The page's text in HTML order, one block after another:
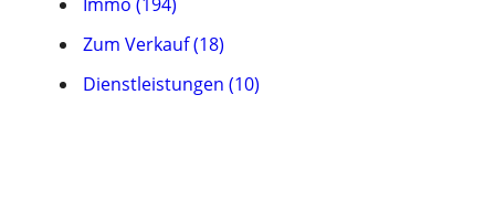
Zum Verkauf (18)
Dienstleistungen (10)